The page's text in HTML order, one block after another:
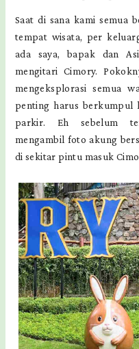
Saat di sana kami semua
tempat wisata, per
ada saya, bapak dan
mengitari Cimory.
mengeksplorasi semua
penting harus berkumpul
parkir. Eh sebelum
mengambil foto akung
di sekitar pintu masuk